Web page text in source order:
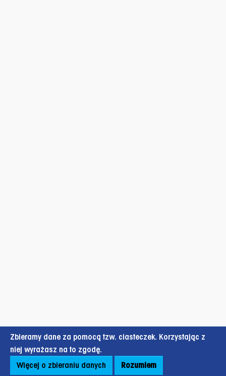
Zbieramy dane za pomocą tzw. ciasteczek. Korzystając z
niej wyrażasz na to zgodę.
Więcej o zbieraniu danych
Rozumiem